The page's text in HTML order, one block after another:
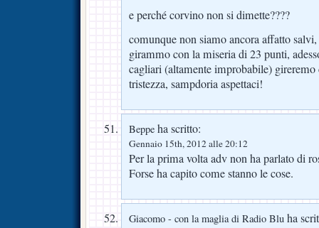
e perché corvino non si dimette????
comunque non siamo ancora affatto
girammo con la miseria di 23 punti,
cagliari (altamente improbabile)
tristezza, sampdoria aspettaci!
Beppe ha scritto:
Gennaio 15th, 2012 alle 20:12
Per la prima volta adv non ha parlato di
Forse ha capito come stanno le cose.
Giacomo - con la maglia di Radio Blu ha